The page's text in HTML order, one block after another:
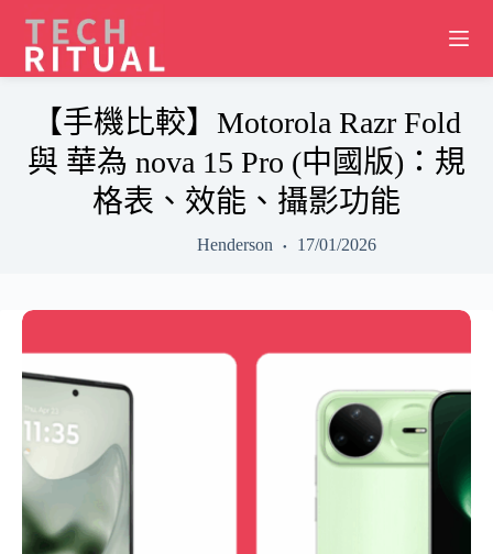
content
【手機比較】Motorola Razr Fold
與 華為 nova 15 Pro (中國版)：規
格表、效能、攝影功能
Henderson 17/01/2026